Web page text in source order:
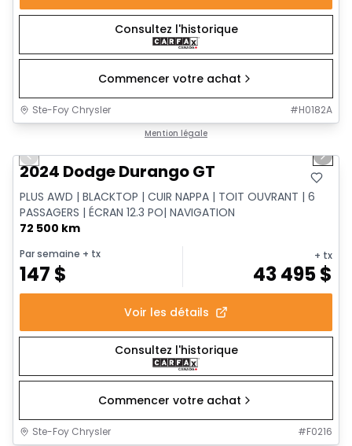
Consultez l'historique
Commencer votre achat
Ste-Foy Chrysler #H0182A
Mention légale
Previous slide Next
2024 Dodge Durango GT
PLUS AWD | BLACKTOP | CUIR NAPPA | TOIT OUVRANT | 6
PASSAGERS | ÉCRAN 12.3 PO| NAVIGATION
72 500 km
Par semaine + tx
147 $
+ tx
43 495$
Voir les détails
Consultez l'historique
Commencer votre achat
Ste-Foy Chrysler #F0216